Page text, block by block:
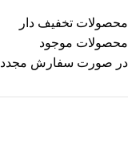
محصولات تخفیف دار
محصولات موجود
در صورت سفارش مجدد